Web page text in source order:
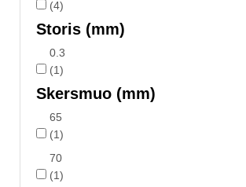
(4)
Storis (mm)
0.3
(1)
Skersmuo (mm)
65
(1)
70
(1)